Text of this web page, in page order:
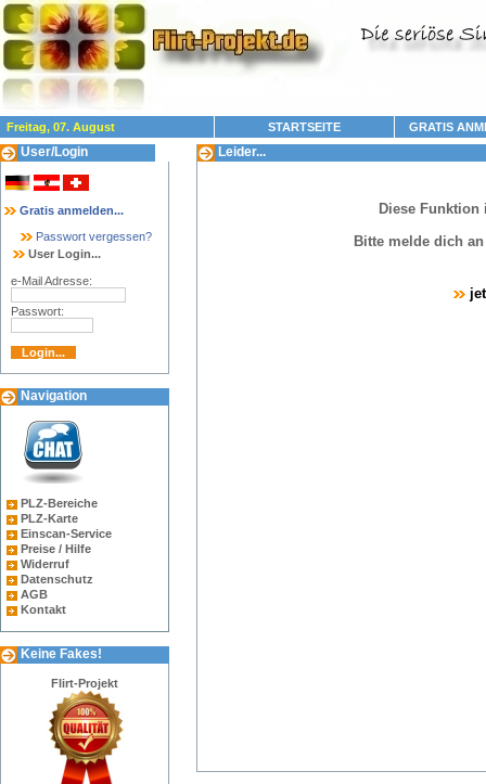
Freitag, 07. August STARTSEITE GRATIS
User/Login
Gratis anmelden...
Passwort vergessen?
User Login...
e-Mail Adresse:
Passwort:
Navigation
PLZ-Bereiche
PLZ-Karte
Einscan-Service
Preise / Hilfe
Widerruf
Datenschutz
AGB
Kontakt
Keine Fakes!
Flirt-Projekt
Leider...
Diese
Bitte melde dich